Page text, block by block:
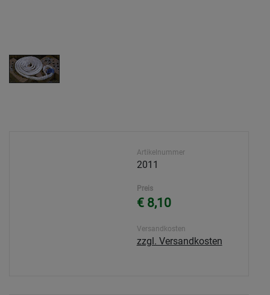
Artikelnummer
2011
Preis
€ 8,10
Versandkosten
zzgl. Versandkosten